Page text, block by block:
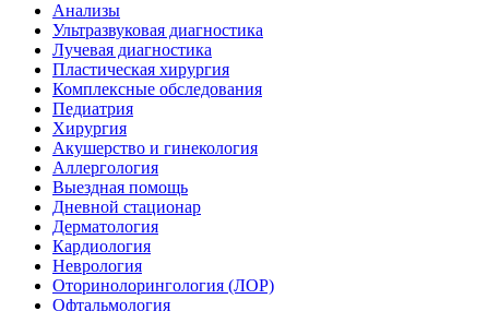
Анализы
Ультразвуковая диагностика
Лучевая диагностика
Пластическая хирургия
Комплексные обследования
Педиатрия
Хирургия
Акушерство и гинекология
Аллергология
Выездная помощь
Дневной стационар
Дерматология
Кардиология
Неврология
Оторинолорингология (ЛОР)
Офтальмология